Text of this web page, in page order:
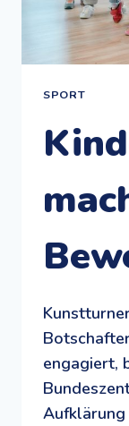
SPORT
engagiert,
Aufklärung